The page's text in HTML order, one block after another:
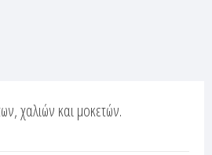
χαλιών και μοκετών.